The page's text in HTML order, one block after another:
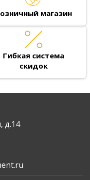
магазин
Гибкая система
скидок
д.14